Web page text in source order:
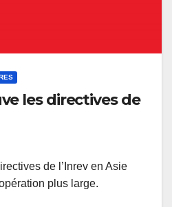
les directives de
de l’Inrev en Asie
plus large.